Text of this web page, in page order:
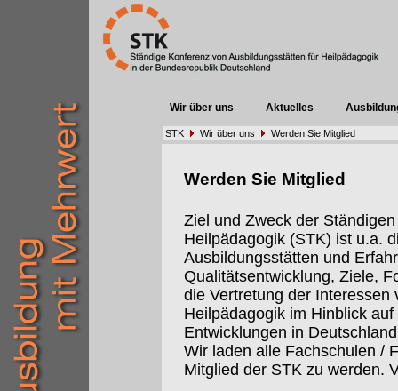
Wir über uns Aktuelles
STK Wir über uns Werden Sie Mitglied
Werden Sie Mitglied
Ziel und Zweck der
Heilpädagogik (STK) ist u.a.
Ausbildungsstätten und
Qualitätsentwicklung, Ziele,
die Vertretung der Interessen
Heilpädagogik im Hinblick
Entwicklungen in
Wir laden alle Fachschulen /
Mitglied der STK zu werden.